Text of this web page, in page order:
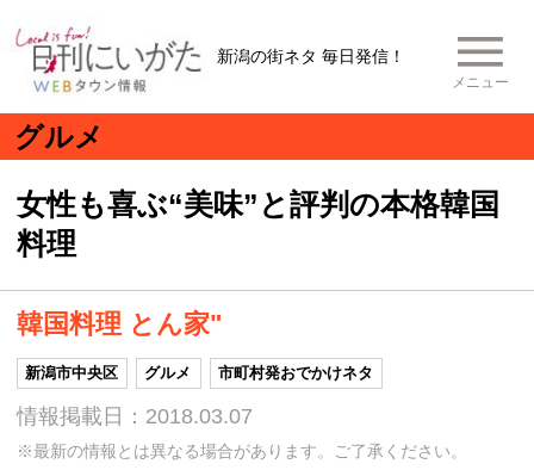
新潟の街ネタ 毎日発信！
メニュー
グルメ
女性も喜ぶ“美味”と評判の本格韓国
料理
韓国料理 とん家"
新潟市中央区 グルメ 市町村発おでかけネタ
情報掲載日：2018.03.07
※最新の情報とは異なる場合があります。ご了承ください。